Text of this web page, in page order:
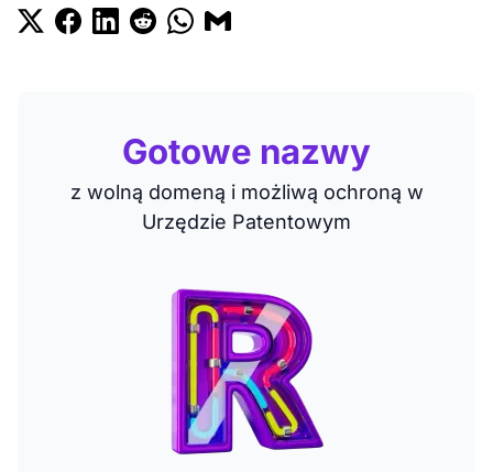
Gotowe nazwy
z wolną domeną i możliwą ochroną w
Urzędzie Patentowym